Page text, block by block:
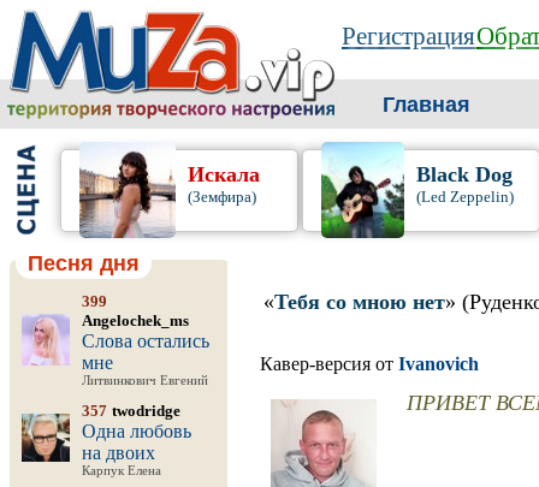
Регистрация
Главная
Искала
(Земфира)
Black Dog
(Led Zeppelin)
Песня дня
399
Angelochek_ms
Слова остались
мне
Литвинкович Евгений
357 twodridge
Одна любовь
на двоих
Карпук Елена
«Тебя со мною нет»
Кавер-версия от Ivanovich
ПРИВЕТ